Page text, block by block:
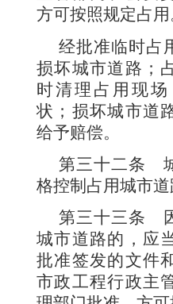
方可按照规定占用
经批准临时占
损坏城市道路；
时清理占用现
状；损坏城市道
给予赔偿。
第三十二条
格控制占用城市道
第三十三条
城市道路的，应
批准签发的文件
市政工程行政主